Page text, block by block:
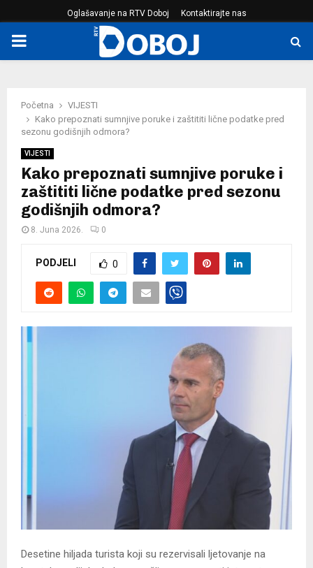
Oglašavanje na RTV Doboj Kontaktirajte nas
PRIMARY
Početna
VIJESTI
Kako prepoznati sumnjive poruke i zaštititi lične podatke pred
sezonu godišnjih odmora?
VIJESTI
Kako prepoznati sumnjive poruke i
zaštititi lične podatke pred sezonu
godišnjih odmora?
8. Juna 2026. 0
PODJELI 0
Desetine hiljada turista koji su rezervisali ljetovanje na